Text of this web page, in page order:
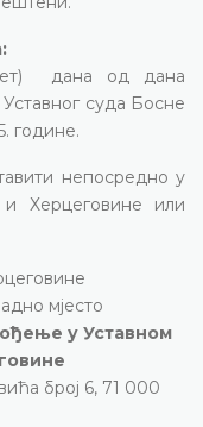
дана од дана
суда Босне
године.
непосредно у
Херцеговине или
мјесто
у Уставном
број 6, 71 000